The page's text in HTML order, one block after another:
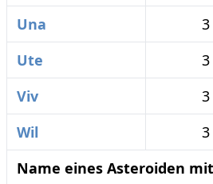
Una
Ute
Viv
Wil
Name eines Asteroiden